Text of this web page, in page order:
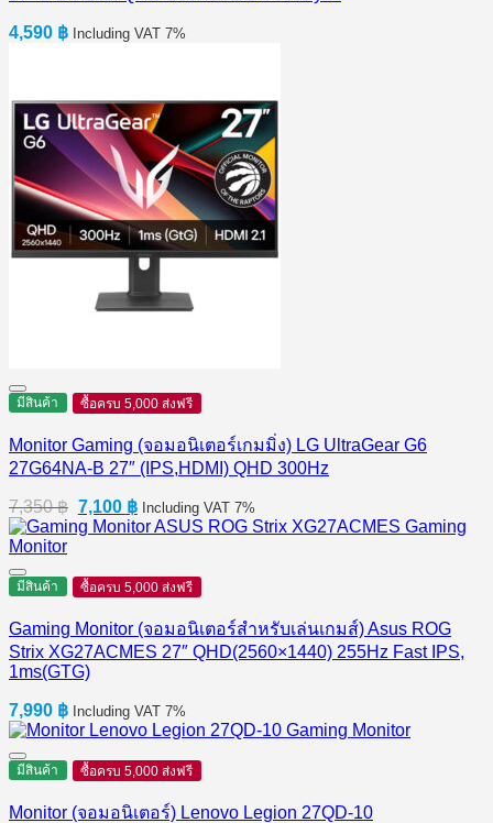
4,590 ฿ Including VAT 7%
มีสินค้า ซื้อครบ 5,000 ส่งฟรี
Monitor Gaming (จอมอนิเตอร์เกมมิ่ง) LG UltraGear G6
27G64NA-B 27″ (IPS,HDMI) QHD 300Hz
7,350฿ Original
price
7,100 ฿Current
price
Including VAT 7%
มีสินค้า ซื้อครบ 5,000 ส่งฟรี
Gaming Monitor (จอมอนิเตอร์สำหรับเล่นเกมส์) Asus ROG
Strix XG27ACMES 27″ QHD(2560×1440) 255Hz Fast IPS,
1ms(GTG)
7,990 ฿ Including VAT 7%
มีสินค้า ซื้อครบ 5,000 ส่งฟรี
Monitor (จอมอนิเตอร์) Lenovo Legion 27QD-10